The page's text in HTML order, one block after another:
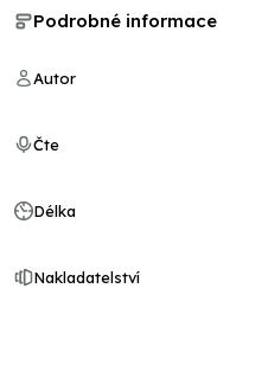
Podrobné informace
Autor
Čte
Délka
Nakladatelství